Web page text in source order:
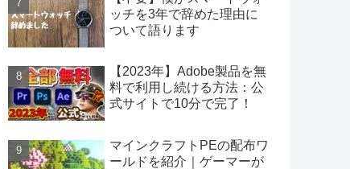
ッチを3年で辞めた理由に
ついて語ります
【2023年】Adobe製品を無
料で利用し続ける方法：公
式サイトで10分で完了！
マインクラフトPEの配布ワ
ールドを紹介｜ゲーマーが